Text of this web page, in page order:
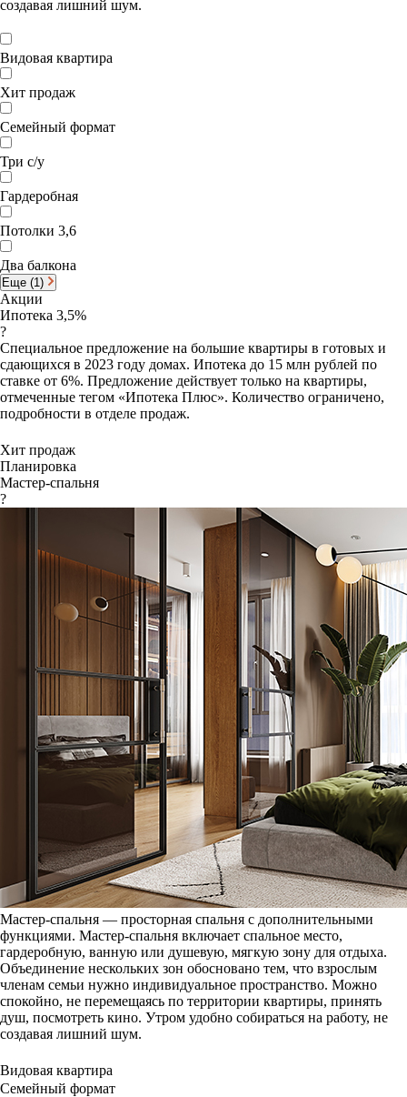
создавая лишний шум.
Видовая квартира
Хит продаж
Семейный формат
Три с/у
Гардеробная
Потолки 3,6
Два балкона
Еще (1)
Акции
Ипотека 3,5%
?
Специальное предложение на большие квартиры в готовых и
сдающихся в 2023 году домах. Ипотека до 15 млн рублей по
ставке от 6%. Предложение действует только на квартиры,
отмеченные тегом «Ипотека Плюс». Количество ограничено,
подробности в отделе продаж.
Хит продаж
Планировка
Мастер-спальня
?
Мастер-спальня — просторная спальня с дополнительными
функциями. Мастер-спальня включает спальное место,
гардеробную, ванную или душевую, мягкую зону для отдыха.
Объединение нескольких зон обосновано тем, что взрослым
членам семьи нужно индивидуальное пространство. Можно
спокойно, не перемещаясь по территории квартиры, принять
душ, посмотреть кино. Утром удобно собираться на работу, не
создавая лишний шум.
Видовая квартира
Семейный формат